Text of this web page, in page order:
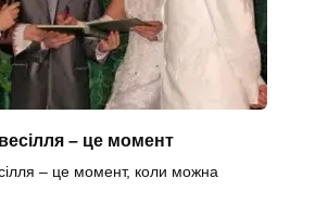
– це момент
– це момент, коли можна